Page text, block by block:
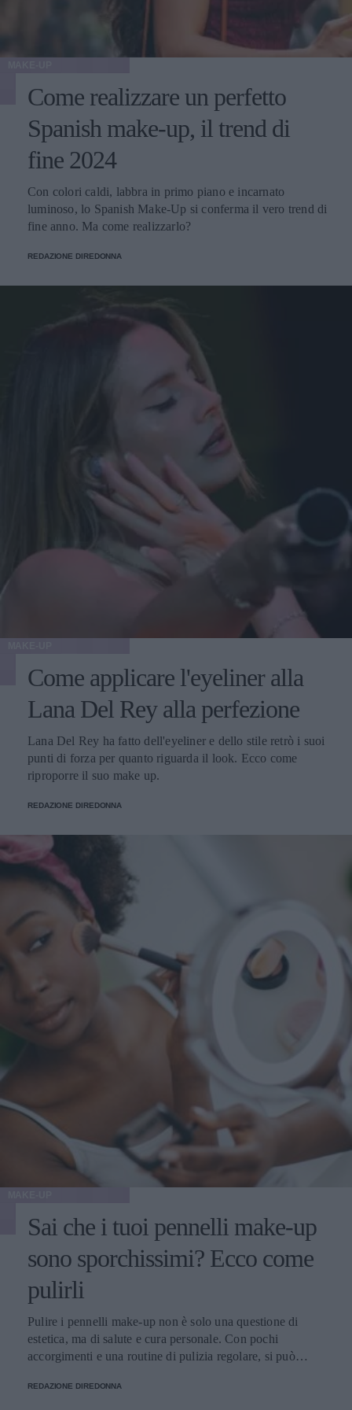
Come realizzare un perfetto
Spanish make-up, il trend di
fine 2024
Con colori caldi, labbra in primo piano e incarnato
luminoso, lo Spanish Make-Up si conferma il vero trend di
fine anno. Ma come realizzarlo?
REDAZIONE DIREDONNA
Come applicare l'eyeliner alla
Lana Del Rey alla perfezione
Lana Del Rey ha fatto dell'eyeliner e dello stile retrò i suoi
punti di forza per quanto riguarda il look. Ecco come
riproporre il suo make up.
REDAZIONE DIREDONNA
Sai che i tuoi pennelli make-up
sono sporchissimi? Ecco come
pulirli
Pulire i pennelli make-up non è solo una questione di
estetica, ma di salute e cura personale. Con pochi
accorgimenti e una routine di pulizia regolare, si può
più sana e prolungare la vita dei preziosi strumenti di
REDAZIONE DIREDONNA